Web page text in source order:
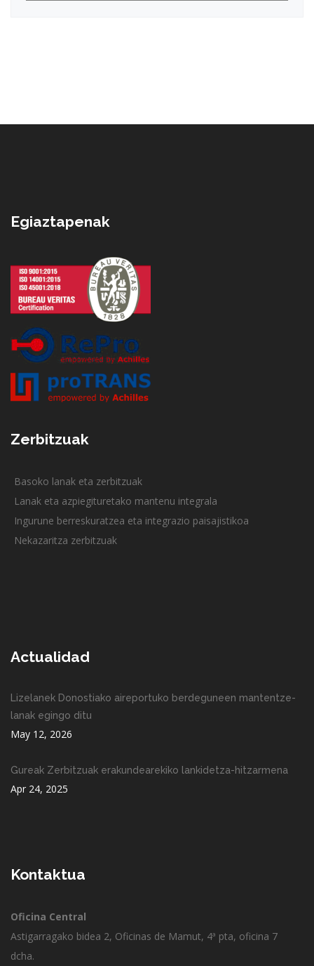
Egiaztapenak
Zerbitzuak
Basoko lanak eta zerbitzuak
Lanak eta azpiegituretako mantenu integrala
Ingurune berreskuratzea eta integrazio paisajistikoa
Nekazaritza zerbitzuak
Actualidad
Lizelanek Donostiako aireportuko berdeguneen mantentze-
lanak egingo ditu
May 12, 2026
Gureak Zerbitzuak erakundearekiko lankidetza-hitzarmena
Apr 24, 2025
Kontaktua
Oficina Central
Astigarragako bidea 2, Oficinas de Mamut, 4ª pta, oficina 7
dcha.